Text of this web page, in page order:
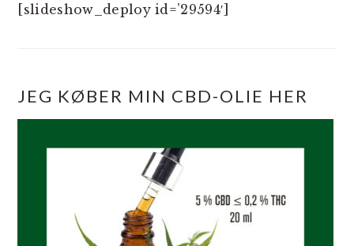
[slideshow_deploy id=’29594′]
JEG KØBER MIN CBD-OLIE HER